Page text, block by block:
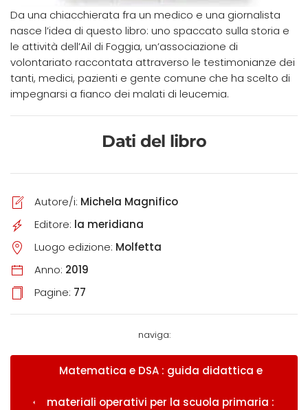
Da una chiacchierata fra un medico e una giornalista
nasce l’idea di questo libro: uno spaccato sulla storia e
le attività dell’Ail di Foggia, un’associazione di
volontariato raccontata attraverso le testimonianze dei
tanti, medici, pazienti e gente comune che ha scelto di
impegnarsi a fianco dei malati di leucemia.
Dati del libro
Autore/i: Michela Magnifico
Editore: la meridiana
Luogo edizione: Molfetta
Anno: 2019
Pagine: 77
naviga:
Matematica e DSA : guida didattica e
materiali operativi per la scuola primaria :